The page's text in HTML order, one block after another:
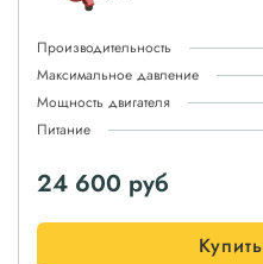
Производительность
Максимальное давление
Мощность двигателя
Питание
24 600 руб
Купить